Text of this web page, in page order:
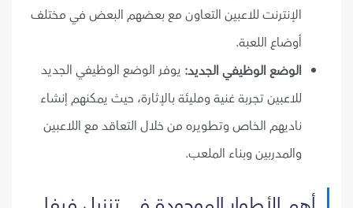
الإنترنت للاعبين التعاون مع بعضهم البعض في مختلف
أوضاع اللعبة.
الوضع الوظيفي الجديد: يوفر الوضع الوظيفي الجديد
للاعبين تجربة غنية ومليئة بالإثارة، حيث يمكنهم إنشاء
ناديهم الخاص وتطويره من خلال التعاقد مع اللاعبين
والمدربين وبناء الملعب.